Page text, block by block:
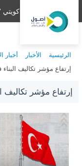
دينار كويتي 0.307
الرئيسية الأخبار أخبار
إرتفاع مؤشر تكاليف
إرتفاع مؤشر تكاليف